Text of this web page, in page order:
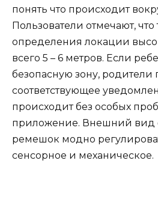
понять что происходит
Пользователи отмечают, что
определения локации
всего 5 – 6 метров. Если
безопасную зону, родители
соответствующее
происходит без особых
приложение. Внешний вид
ремешок модно
сенсорное и механическое.